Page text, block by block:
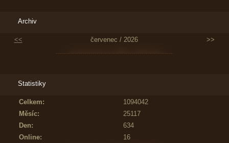
Archiv
<< červenec / 2026 >>
Statistiky
Online: 16
Celkem:
1094042
Měsíc:
25117
Den:
634